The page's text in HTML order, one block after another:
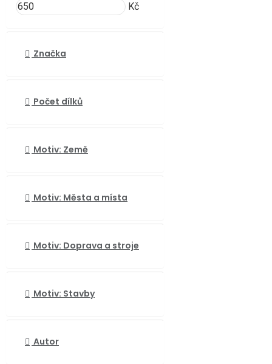
Kč
Značka
Počet dílků
Motiv: Země
Motiv: Města a místa
Motiv: Doprava a stroje
Motiv: Stavby
Autor